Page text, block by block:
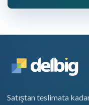
Satıştan teslimata